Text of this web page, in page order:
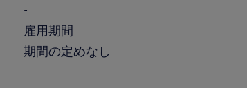
-
雇用期間
期間の定めなし